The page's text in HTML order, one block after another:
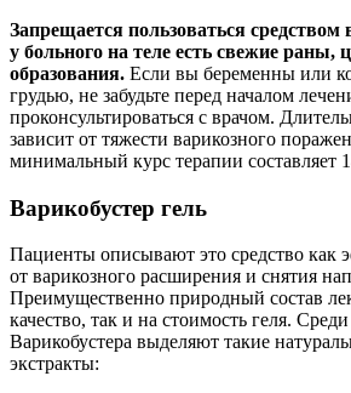
Запрещается пользоваться средством
у больного на теле есть свежие раны,
образования. Если вы беременны или
грудью, не забудьте перед началом
проконсультироваться с врачом.
зависит от тяжести варикозного
минимальный курс терапии составляет
Варикобустер гель
Пациенты описывают это средство как
от варикозного расширения и снятия
Преимущественно природный состав
качество, так и на стоимость геля.
Варикобустера выделяют такие
экстракты: